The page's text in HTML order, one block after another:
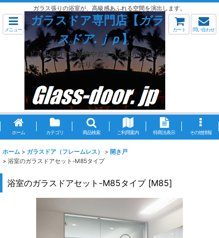
ガラス張りの浴室が、高級感あふれる空間を演出します。
メニュー
ガラスドア専門店【ガラ
スドア.ｊｐ】
ドアに使用する金物やガラスも販売いたして
おります。
カート 問い合わせ
ホーム カテゴリ 商品検索 ご利用案内 特商法表示 その他情報
ホーム > ガラスドア（フレームレス） > 開き戸
> 浴室のガラスドアセット-M85タイプ
浴室のガラスドアセット-M85タイプ [M85]